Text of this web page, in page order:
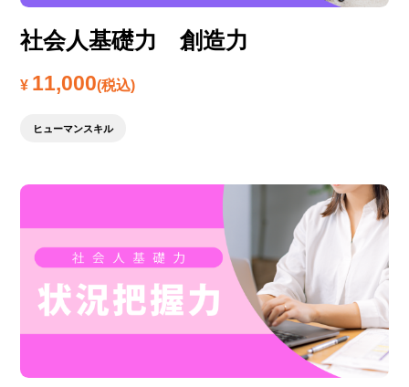
社会人基礎力 創造力
¥ 11,000(税込)
ヒューマンスキル